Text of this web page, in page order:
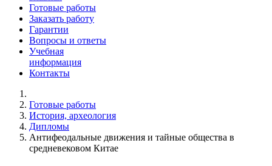
Готовые работы
Заказать работу
Гарантии
Вопросы и ответы
Учебная
информация
Контакты
Готовые работы
История, археология
Дипломы
Антифеодальные движения и тайные общества в
средневековом Китае